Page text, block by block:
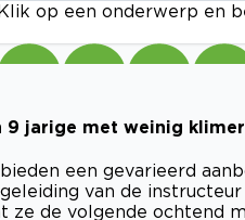
Klik op een onderwerp en
9 jarige met weinig
een gevarieerd
van de
ze de volgende ochtend